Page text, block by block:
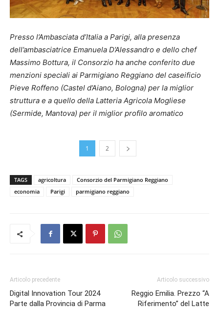
Presso l’Ambasciata d’Italia a Parigi, alla presenza
dell’ambasciatrice Emanuela D’Alessandro e dello chef
Massimo Bottura, il Consorzio ha anche conferito due
menzioni speciali ai Parmigiano Reggiano del caseificio
Pieve Roffeno (Castel d’Aiano, Bologna) per la miglior
struttura e a quello della Latteria Agricola Mogliese
(Sermide, Mantova) per il miglior profilo aromatico
1 2
TAGS agricoltura
Consorzio del Parmigiano Reggiano
economia
Parigi parmigiano reggiano
Articolo precedente
Digital Innovation Tour 2024
Parte dalla Provincia di Parma
Articolo successivo
Reggio Emilia. Prezzo “A
Riferimento” del Latte